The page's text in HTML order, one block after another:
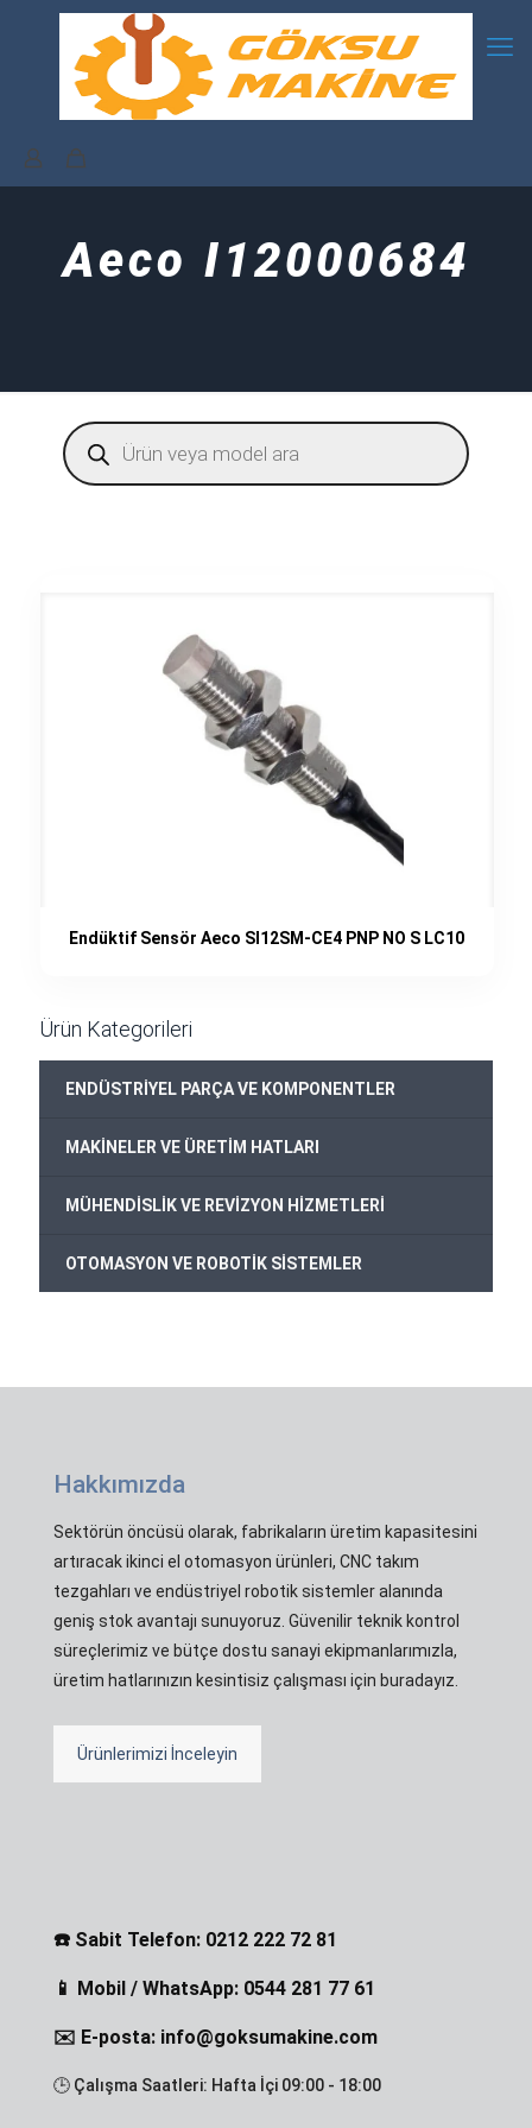
Aeco I12000684
Products
search
Endüktif Sensör Aeco SI12SM-CE4 PNP NO S LC10
Ürün Kategorileri
ENDÜSTRİYEL PARÇA VE KOMPONENTLER
MAKİNELER VE ÜRETİM HATLARI
MÜHENDİSLİK VE REVİZYON HİZMETLERİ
OTOMASYON VE ROBOTİK SİSTEMLER
Hakkımızda
Sektörün öncüsü olarak, fabrikaların üretim kapasitesini
artıracak ikinci el otomasyon ürünleri, CNC takım
tezgahları ve endüstriyel robotik sistemler alanında
geniş stok avantajı sunuyoruz. Güvenilir teknik kontrol
süreçlerimiz ve bütçe dostu sanayi ekipmanlarımızla,
üretim hatlarınızın kesintisiz çalışması için buradayız.
Ürünlerimizi İnceleyin
☎️ Sabit Telefon: 0212 222 72 81
📱 Mobil / WhatsApp: 0544 281 77 61
✉️ E-posta: info@goksumakine.com
🕒 Çalışma Saatleri: Hafta İçi 09:00 - 18:00